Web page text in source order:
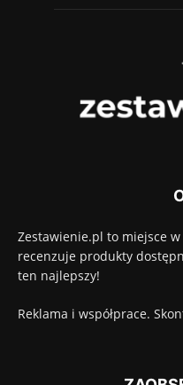
Zestawienie.pl to miejsce
recenzuje produkty
ten najlepszy!
Reklama i współprace.